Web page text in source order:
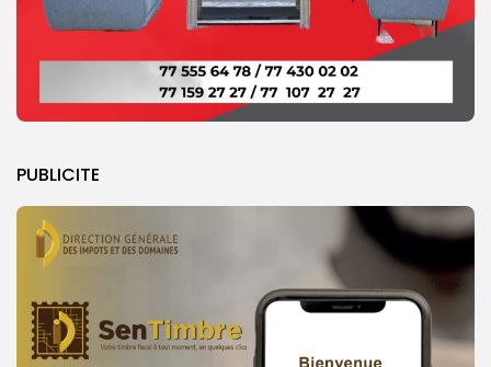
PUBLICITE